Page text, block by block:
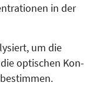
in der
um die
optischen Kon­